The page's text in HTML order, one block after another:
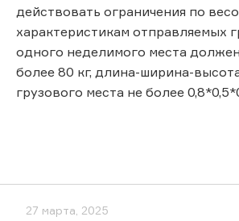
действовать ограничения по
характеристикам отправляемых
одного неделимого места
более 80 кг, длина-ширина-
грузового места не более
27 марта, 2025